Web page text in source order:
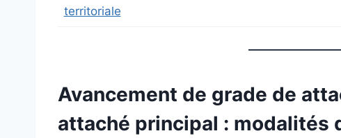
territoriale
Avancement de grade de
attaché principal : modalités